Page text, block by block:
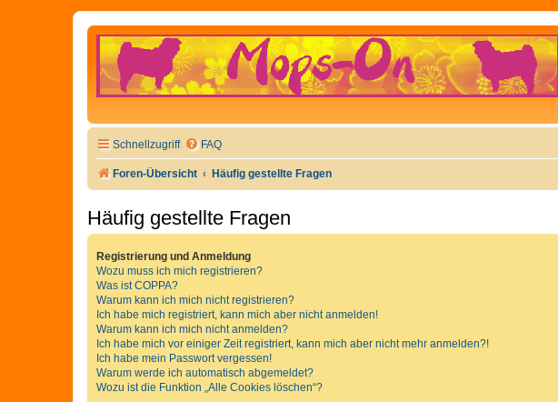
Schnellzugriff FAQ
Foren-Übersicht Häufig gestellte Fragen
Häufig gestellte Fragen
Registrierung und Anmeldung
Wozu muss ich mich registrieren?
Was ist COPPA?
Warum kann ich mich nicht registrieren?
Ich habe mich registriert, kann mich aber nicht anmelden!
Warum kann ich mich nicht anmelden?
Ich habe mich vor einiger Zeit registriert, kann mich aber nicht mehr anmelden?!
Ich habe mein Passwort vergessen!
Warum werde ich automatisch abgemeldet?
Wozu ist die Funktion „Alle Cookies löschen“?